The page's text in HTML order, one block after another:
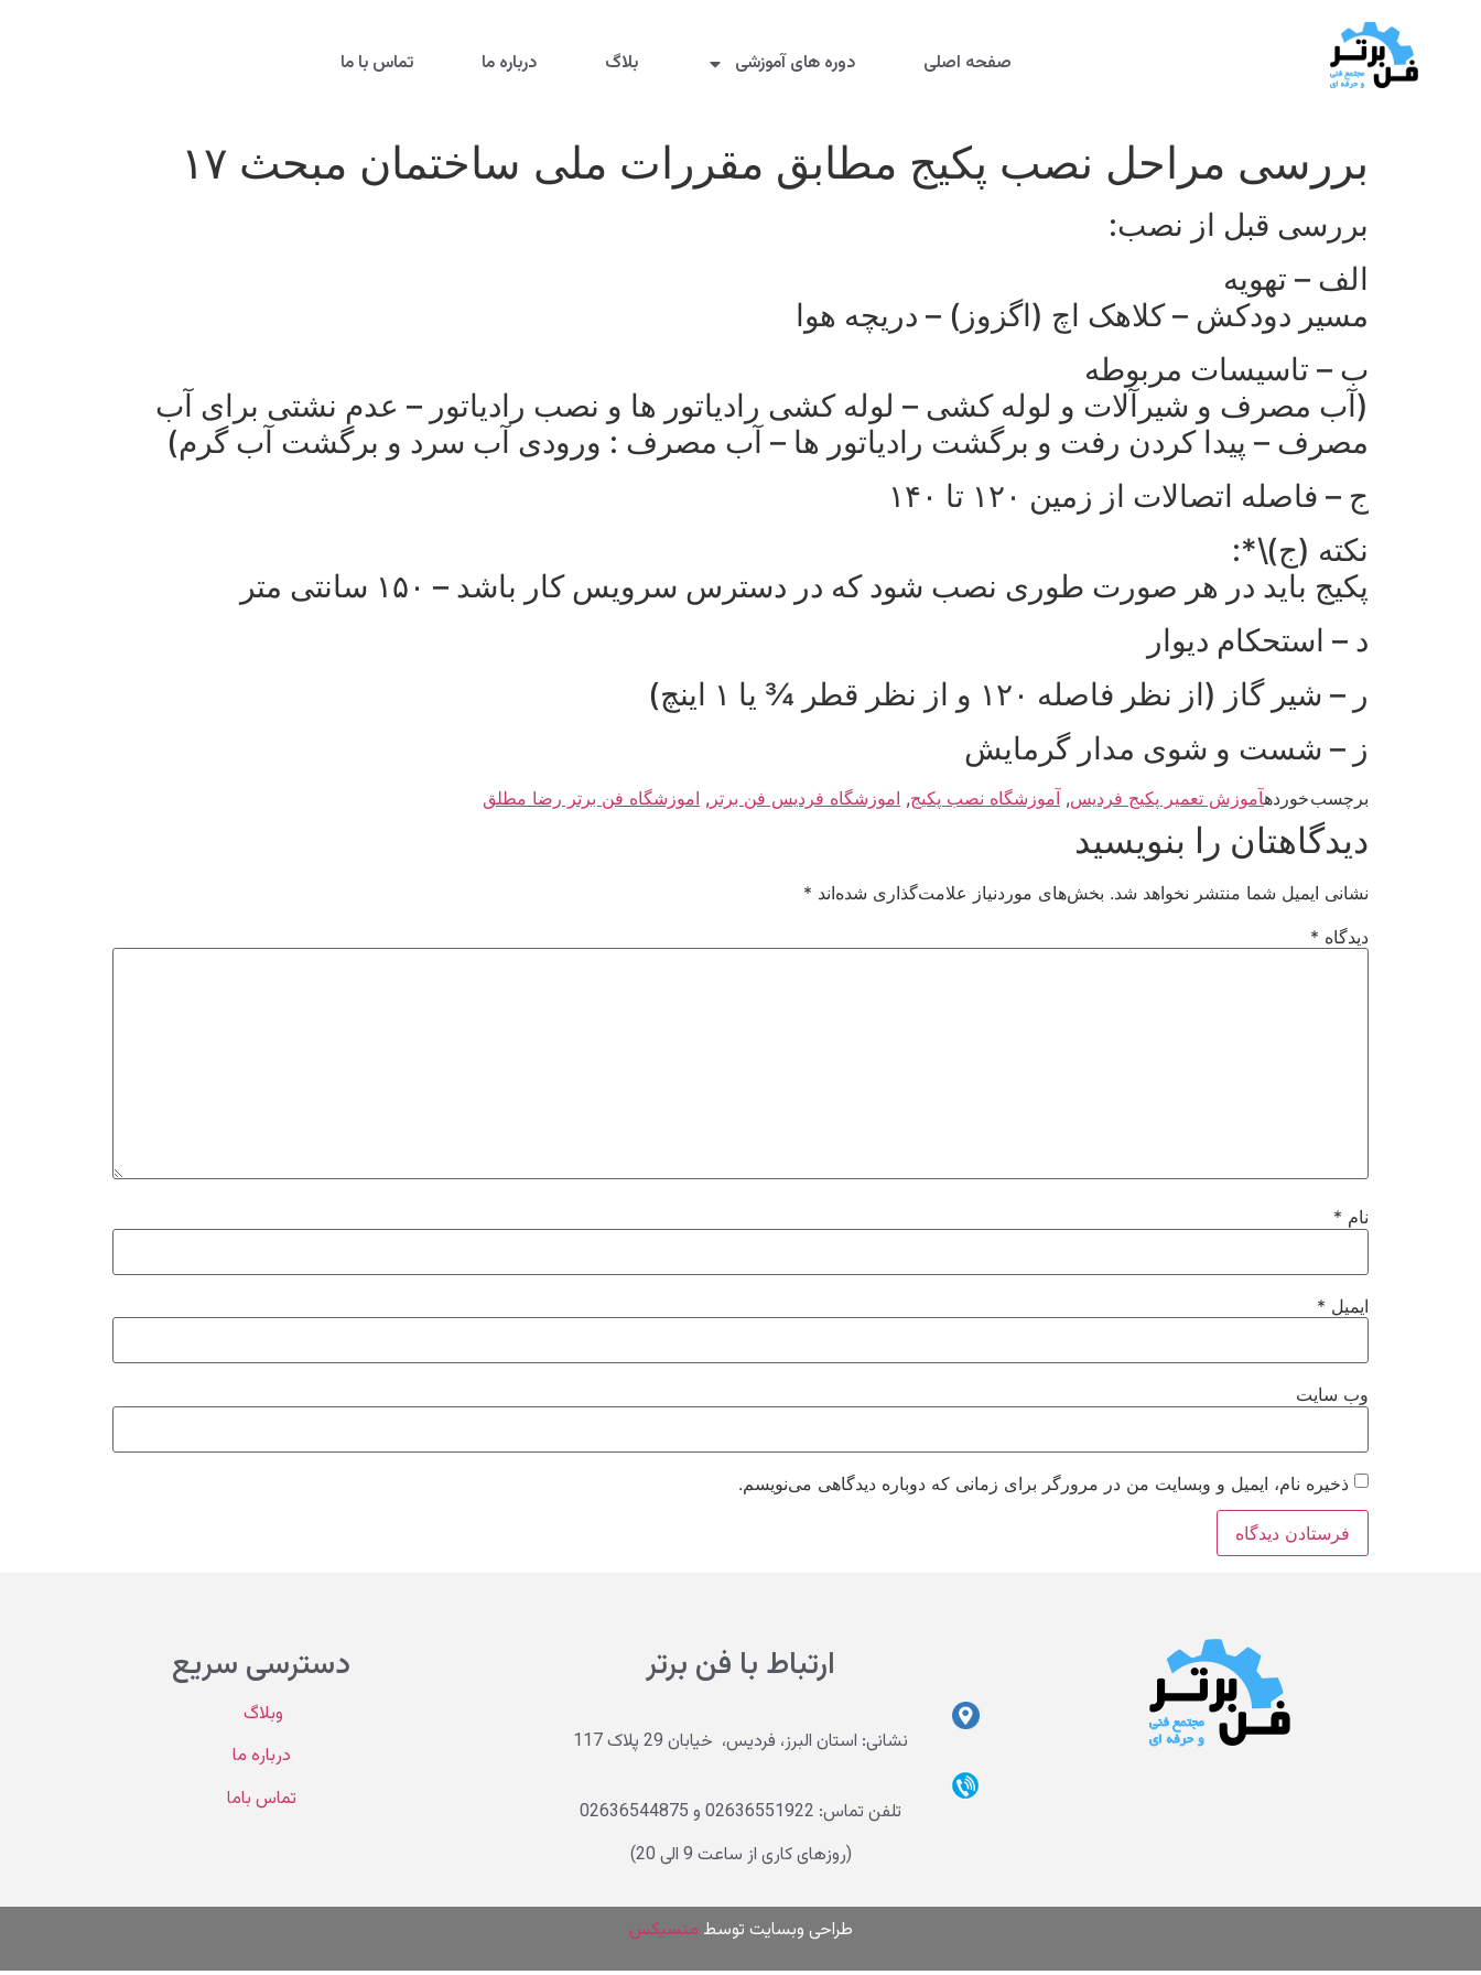
صفحه اصلی دوره های آموزشی بلاگ درباره ما تماس با ما
بررسی مراحل نصب پکیج مطابق مقررات ملی ساختمان مبحث ۱۷
بررسی قبل از نصب:
الف – تهویه
مسیر دودکش – کلاهک اچ (اگزوز) – دریچه هوا
ب – تاسیسات مربوطه
(آب مصرف و شیرآلات و لوله کشی – لوله کشی رادیاتور ها و نصب رادیاتور – عدم نشتی برای آب
مصرف – پیدا کردن رفت و برگشت رادیاتور ها – آب مصرف : ورودی آب سرد و برگشت آب گرم)
ج – فاصله اتصالات از زمین ۱۲۰ تا ۱۴۰
نکته (ج)\*:
پکیج باید در هر صورت طوری نصب شود که در دسترس سرویس کار باشد – ۱۵۰ سانتی متر
د – استحکام دیوار
ر – شیر گاز (از نظر فاصله ۱۲۰ و از نظر قطر ¾ یا ۱ اینچ)
ز – شست و شوی مدار گرمایش
برچسب خوردهآموزش تعمیر پکیج فردیس, آموزشگاه نصب پکیج, اموزشگاه فردیس فن برتر , اموزشگاه فن برتر رضا مطلق
دیدگاهتان را بنویسید
نشانی ایمیل شما منتشر نخواهد شد. بخش‌های موردنیاز علامت‌گذاری شده‌اند *
دیدگاه *
نام *
ایمیل *
وب‌ سایت
ذخیره نام، ایمیل و وبسایت من در مرورگر برای زمانی که دوباره دیدگاهی می‌نویسم.
ارتباط با فن برتر
نشانی: استان البرز، فردیس، خیابان 29 پلاک 117
تلفن تماس: 02636551922 و 02636544875
(روزهای کاری از ساعت 9 الی 20)
دسترسی سریع
وبلاگ
درباره ما
تماس باما
طراحی وبسایت توسط منسیکس